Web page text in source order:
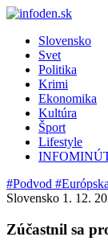
Slovensko
Svet
Politika
Krimi
Ekonomika
Kultúra
Šport
Lifestyle
#Podvod
Slovensko 1. 12.
Zúčastnil sa